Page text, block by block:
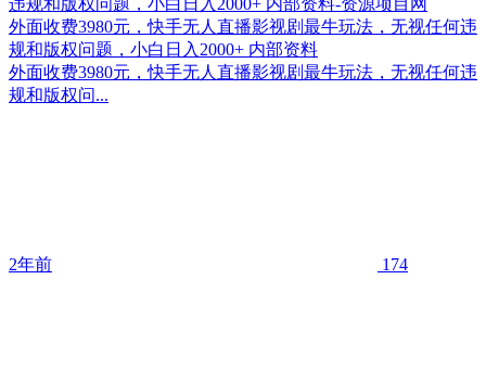
外面收费3980元，快手无人直播影视剧最牛玩法，无视任何违
规和版权问题，小白日入2000+ 内部资料
外面收费3980元，快手无人直播影视剧最牛玩法，无视任何违
规和版权问...
2年前 174